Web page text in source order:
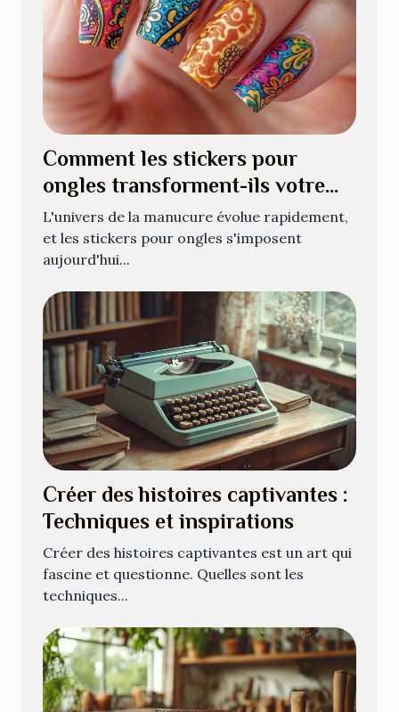
Comment les stickers pour
ongles transforment-ils votre
manucure quotidienne ?
L'univers de la manucure évolue rapidement,
et les stickers pour ongles s'imposent
aujourd'hui...
Créer des histoires captivantes :
Techniques et inspirations
Créer des histoires captivantes est un art qui
fascine et questionne. Quelles sont les
techniques...